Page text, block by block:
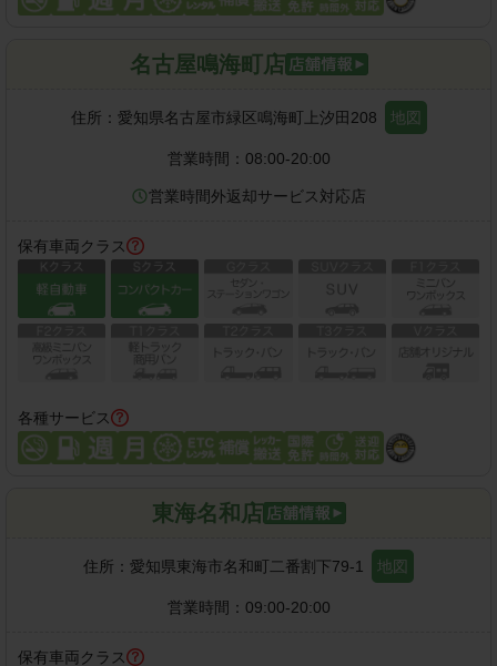
名古屋鳴海町店
住所： 愛知県名古屋市緑区鳴海町上汐田208 地図
営業時間： 08:00-20:00
営業時間外返却サービス対応店
保有車両クラス
各種サービス
東海名和店
住所： 愛知県東海市名和町二番割下79-1 地図
営業時間： 09:00-20:00
保有車両クラス